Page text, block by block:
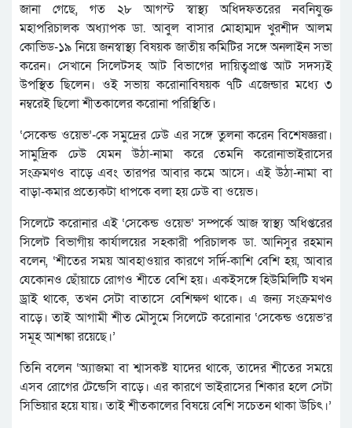
জানা গেছে, গত ২৮ আগস্ট স্বাস্থ্য অধিদফতরের নবনিযুক্ত
মহাপরিচালক অধ্যাপক ডা. আবুল বাসার মোহাম্মদ খুরশীদ আলম
কোভিড-১৯ নিয়ে জনস্বাস্থ্য বিষয়ক জাতীয় কমিটির সঙ্গে অনলাইন সভা
করেন। সেখানে সিলেটসহ আট বিভাগের দায়িত্বপ্রাপ্ত আট সদস্যই
উপস্থিত ছিলেন। ওই সভায় করোনাবিষয়ক ৭টি এজেন্ডার মধ্যে ৩
নম্বরেই ছিলো শীতকালের করোনা পরিস্থিতি।
‘সেকেন্ড ওয়েভ’-কে সমুদ্রের ঢেউ এর সঙ্গে তুলনা করেন বিশেষজ্ঞরা।
সামুদ্রিক ঢেউ যেমন উঠা-নামা করে তেমনি করোনাভাইরাসের
সংক্রমণও বাড়ে এবং তারপর আবার কমে আসে। এই উঠা-নামা বা
বাড়া-কমার প্রত্যেকটা ধাপকে বলা হয় ঢেউ বা ওয়েভ।
সিলেটে করোনার এই ‘সেকেন্ড ওয়েভ’ সম্পর্কে আজ স্বাস্থ্য অধিপ্তরের
সিলেট বিভাগীয় কার্যালয়ের সহকারী পরিচালক ডা. আনিসুর রহমান
বলেন, ‘শীতের সময় আবহাওয়ার কারণে সর্দি-কাশি বেশি হয়, আবার
যেকোনও ছোঁয়াচে রোগও শীতে বেশি হয়। একইসঙ্গে হিউমিলিটি যখন
ড্রাই থাকে, তখন সেটা বাতাসে বেশিক্ষণ থাকে। এ জন্য সংক্রমণও
বাড়ে। তাই আগামী শীত মৌসুমে সিলেটে করোনার ‘সেকেন্ড ওয়েভ’র
সমূহ আশঙ্কা রয়েছে।’
তিনি বলেন ‘অ্যাজমা বা শ্বাসকষ্ট যাদের থাকে, তাদের শীতের সময়ে
এসব রোগের টেন্ডেসি বাড়ে। এর কারণে ভাইরাসের শিকার হলে সেটা
সিভিয়ার হয়ে যায়। তাই শীতকালের বিষয়ে বেশি সচেতন থাকা উচিৎ।’